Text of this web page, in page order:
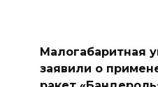
Малогабаритная
заявили о